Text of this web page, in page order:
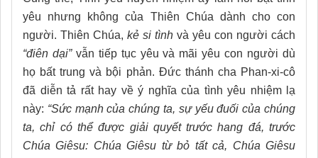
yêu nhưng không của Thiên Chúa dành cho con
người. Thiên Chúa, kẻ si tình và yêu con người cách
“điên dại” vẫn tiếp tục yêu và mãi yêu con người dù
họ bất trung và bội phản. Đức thánh cha Phan-xi-cô
đã diễn tả rất hay về ý nghĩa của tình yêu nhiệm lạ
này: “Sức mạnh của chúng ta, sự yếu đuối của chúng
ta, chỉ có thể được giải quyết trước hang đá, trước
Chúa Giêsu: Chúa Giêsu từ bỏ tất cả, Chúa Giêsu